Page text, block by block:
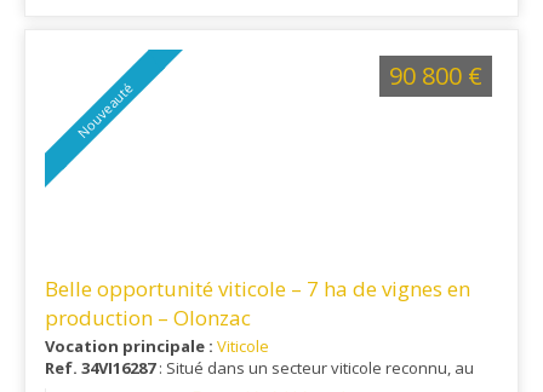
Nouveauté
Belle opportunité viticole – 7 ha de vignes en
production – Olonzac
Vocation principale : Viticole
Ref. 34VI16287: Situé dans un secteur viticole reconnu, au
90 800 €